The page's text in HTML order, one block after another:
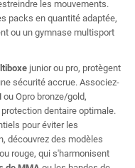
les mouvements.
packs en quantité adaptée,
ou un gymnase multisport
junior ou pro, protègent
sécurité accrue. Associez-
ou Opro bronze/gold,
dentaire optimale.
pour éviter les
découvrez des modèles
rouge, qui s'harmonisent